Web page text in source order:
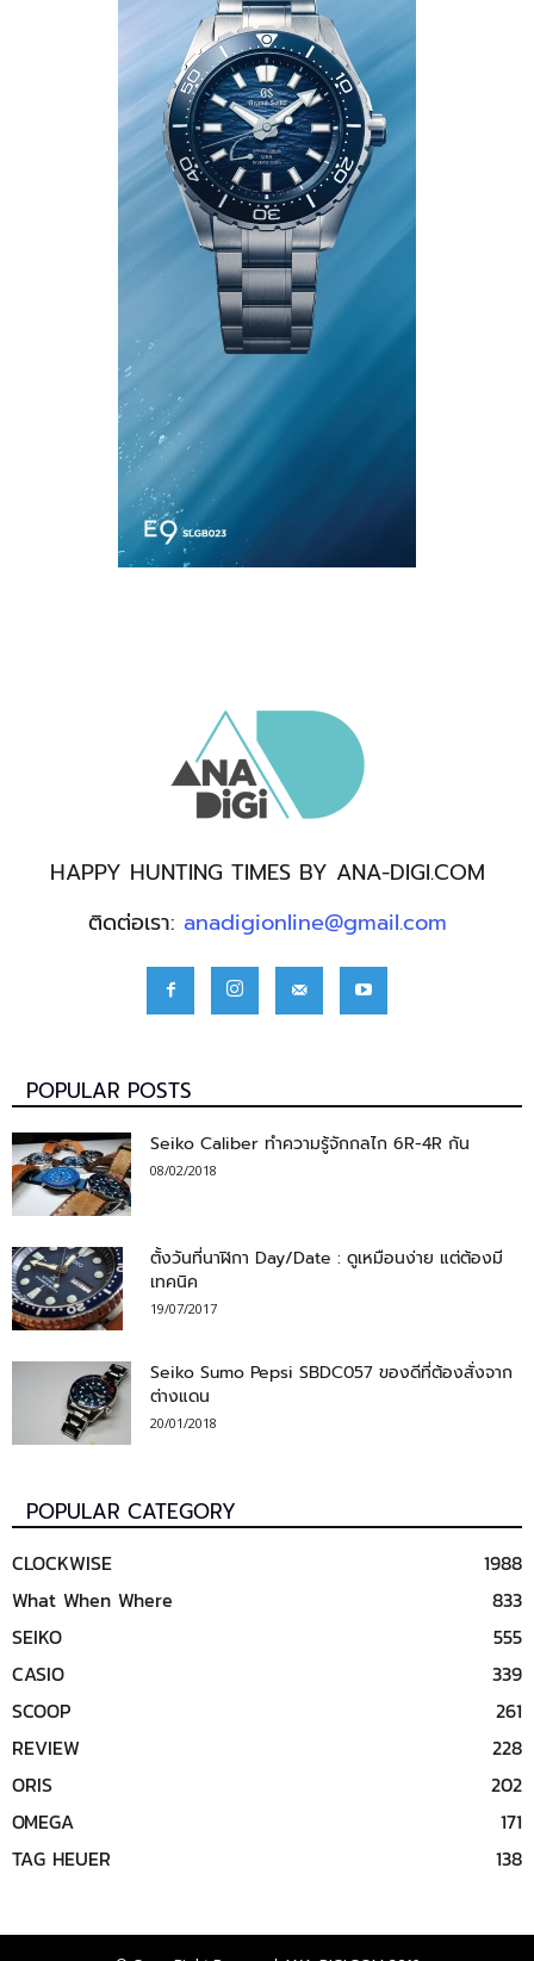
HAPPY HUNTING TIMES BY ANA-DIGI.COM
ติดต่อเรา: anadigionline@gmail.com
POPULAR POSTS
Seiko Caliber ทำความรู้จักกลไก 6R-4R กัน
08/02/2018
ตั้งวันที่นาฬิกา Day/Date : ดูเหมือนง่าย แต่ต้องมี
เทคนิค
19/07/2017
Seiko Sumo Pepsi SBDC057 ของดีที่ต้องสั่งจาก
ต่างแดน
20/01/2018
POPULAR CATEGORY
CLOCKWISE
1988
What When Where
833
SEIKO
555
CASIO
339
SCOOP
261
REVIEW
228
ORIS
202
OMEGA
171
TAG HEUER
138